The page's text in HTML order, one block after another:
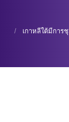
เกาหลีใต้มีกา